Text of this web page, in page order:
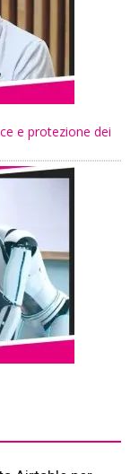
e protezione dei